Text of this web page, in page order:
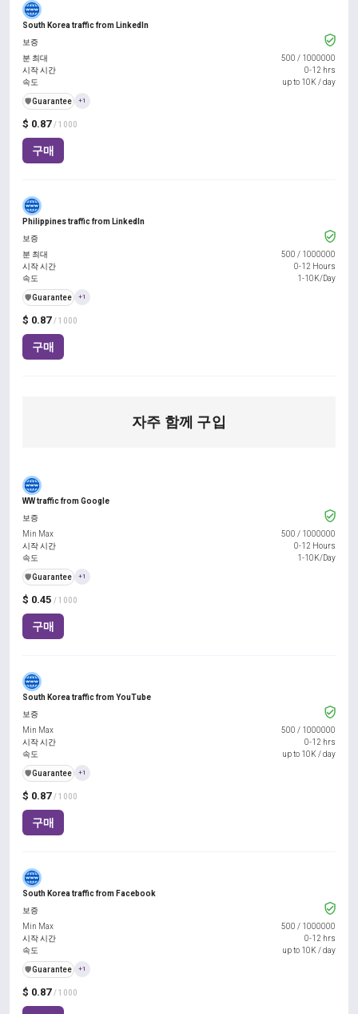
South Korea traffic from LinkedIn
$ 0.87 / 1000
구매
보증
분 최대
500 / 1000000
시작 시간
0-12 hrs
속도
up to 10K / day
️🛡️Guarantee +1
Philippines traffic from LinkedIn
$ 0.87 / 1000
구매
보증
분 최대
500 / 1000000
시작 시간
0-12 Hours
속도
1-10K/Day
️🛡️Guarantee +1
자주 함께 구입
WW traffic from Google
$ 0.45 / 1000
구매
보증
Min Max
500 / 1000000
시작 시간
0-12 Hours
속도
1-10K/Day
️🛡️Guarantee +1
South Korea traffic from YouTube
$ 0.87 / 1000
구매
보증
Min Max
500 / 1000000
시작 시간
0-12 hrs
속도
up to 10K / day
️🛡️Guarantee +1
South Korea traffic from Facebook
$ 0.87 / 1000
보증
Min Max
500 / 1000000
시작 시간
0-12 hrs
속도
up to 10K / day
️🛡️Guarantee +1